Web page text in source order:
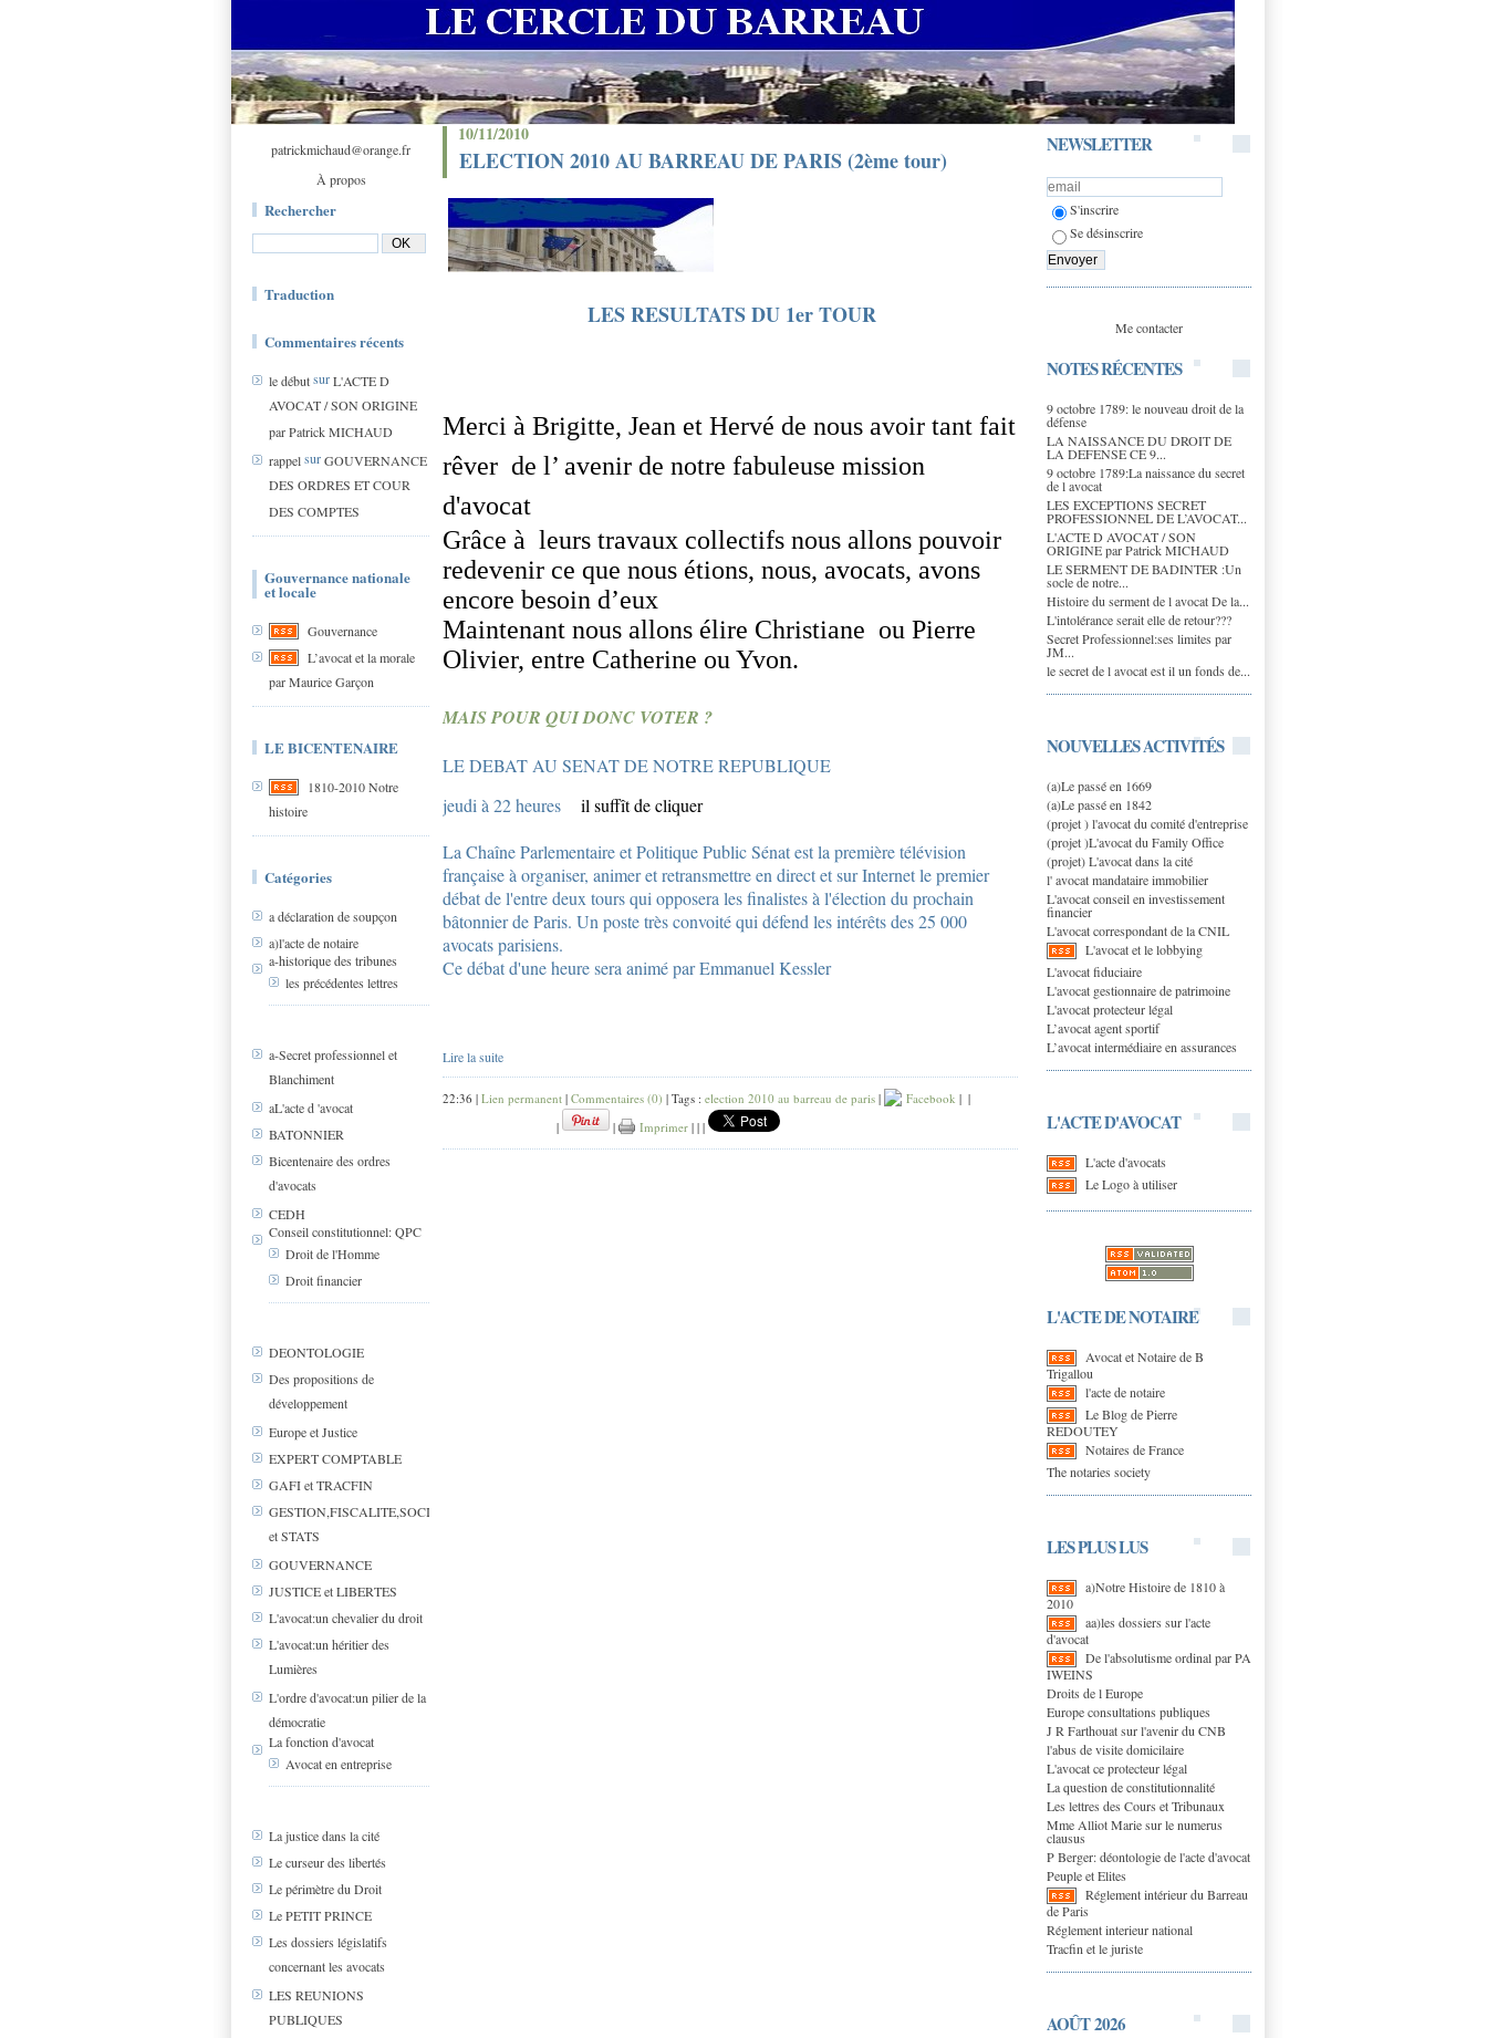
patrickmichaud@orange.fr
À propos
Rechercher
Traduction
Commentaires récents
le débutsurL'ACTE D
AVOCAT / SON ORIGINE
par Patrick MICHAUD
rappelsurGOUVERNANCE
DES ORDRES ET COUR
DES COMPTES
Gouvernance nationale
et locale
Gouvernance
L’avocat et la morale
par Maurice Garçon
LE BICENTENAIRE
1810-2010 Notre
histoire
Catégories
a déclaration de soupçon
a)l'acte de notaire
a-historique des tribunes
les précédentes lettres
a-Secret professionnel et
Blanchiment
aL'acte d 'avocat
BATONNIER
Bicentenaire des ordres
d'avocats
CEDH
Conseil constitutionnel: QPC
Droit de l'Homme
Droit financier
DEONTOLOGIE
Des propositions de
développement
Europe et Justice
EXPERT COMPTABLE
GAFI et TRACFIN
GESTION,FISCALITE,SOCIAL
et STATS
GOUVERNANCE
JUSTICE et LIBERTES
L'avocat:un chevalier du droit
L'avocat:un héritier des
Lumières
L'ordre d'avocat:un pilier de la
démocratie
La fonction d'avocat
Avocat en entreprise
La justice dans la cité
Le curseur des libertés
Le périmètre du Droit
Le PETIT PRINCE
Les dossiers législatifs
concernant les avocats
LES REUNIONS
PUBLIQUES
NEWSLETTER
S'inscrire
Se désinscrire
Me contacter
NOTES RÉCENTES
9 octobre 1789: le nouveau droit de la
défense
LA NAISSANCE DU DROIT DE
LA DEFENSE CE 9...
9 octobre 1789:La naissance du secret
de l avocat
LES EXCEPTIONS SECRET
PROFESSIONNEL DE L’AVOCAT...
L'ACTE D AVOCAT / SON
ORIGINE par Patrick MICHAUD
LE SERMENT DE BADINTER :Un
socle de notre...
Histoire du serment de l avocat De la...
L'intolérance serait elle de retour???
Secret Professionnel:ses limites par
JM...
le secret de l avocat est il un fonds de...
NOUVELLES ACTIVITÉS
(a)Le passé en 1669
(a)Le passé en 1842
(projet ) l'avocat du comité d'entreprise
(projet )L'avocat du Family Office
(projet) L'avocat dans la cité
l' avocat mandataire immobilier
L'avocat conseil en investissement
financier
L'avocat correspondant de la CNIL
L'avocat et le lobbying
L'avocat fiduciaire
L'avocat gestionnaire de patrimoine
L'avocat protecteur légal
L’avocat agent sportif
L’avocat intermédiaire en assurances
L'ACTE D'AVOCAT
L'acte d'avocats
Le Logo à utiliser
L'ACTE DE NOTAIRE
Avocat et Notaire de B
Trigallou
l'acte de notaire
Le Blog de Pierre
REDOUTEY
Notaires de France
The notaries society
LES PLUS LUS
a)Notre Histoire de 1810 à
2010
aa)les dossiers sur l'acte
d'avocat
De l'absolutisme ordinal par PA
IWEINS
Droits de l Europe
Europe consultations publiques
J R Farthouat sur l'avenir du CNB
l'abus de visite domicilaire
L'avocat ce protecteur légal
La question de constitutionnalité
Les lettres des Cours et Tribunaux
Mme Alliot Marie sur le numerus
clausus
P Berger: déontologie de l'acte d'avocat
Peuple et Elites
Réglement intérieur du Barreau
de Paris
Réglement interieur national
Tracfin et le juriste
AOÛT 2026
10/11/2010
ELECTION 2010 AU BARREAU DE PARIS (2ème tour)
LES RESULTATS DU 1er TOUR
Merci à Brigitte, Jean et Hervé de nous avoir tant fait
rêver de l’ avenir de notre fabuleuse mission
d'avocat
Grâce à leurs travaux collectifs nous allons pouvoir
redevenir ce que nous étions, nous, avocats, avons
encore besoin d’eux
Maintenant nous allons élire Christiane ou Pierre
Olivier, entre Catherine ou Yvon.
MAIS POUR QUI DONC VOTER ?
LE DEBAT AU SENAT DE NOTRE REPUBLIQUE
jeudi à 22 heures
il suffît de cliquer
La Chaîne Parlementaire et Politique Public Sénat est la première télévision
française à organiser, animer et retransmettre en direct et sur Internet le premier
débat de l'entre deux tours qui opposera les finalistes à l'élection du prochain
bâtonnier de Paris. Un poste très convoité qui défend les intérêts des 25 000
avocats parisiens.
Ce débat d'une heure sera animé par Emmanuel Kessler
Lire la suite
22:36 | Lien permanent | Commentaires (0) | Tags : election 2010 au barreau de paris | Facebook | |
|
| Imprimer | | |